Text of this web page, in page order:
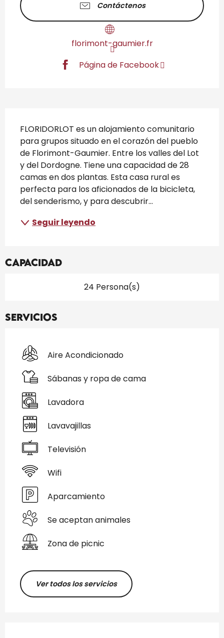
Contáctenos
florimont-gaumier.fr
Página de Facebook
FLORIDORLOT es un alojamiento comunitario
para grupos situado en el corazón del pueblo
de Florimont-Gaumier. Entre los valles del Lot
y del Dordogne. Tiene una capacidad de 28
camas en dos plantas. Esta casa rural es
perfecta para los aficionados de la bicicleta,
del senderismo, y para descubrir...
Seguir leyendo
Capacidad
24 Persona(s)
Servicios
Aire Acondicionado
Sábanas y ropa de cama
Lavadora
Lavavajillas
Televisión
Wifi
Aparcamiento
Se aceptan animales
Zona de picnic
Ver todos los servicios